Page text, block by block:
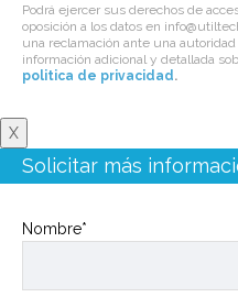
Podrá ejercer sus derechos de
oposición a los datos en
una reclamación ante una
información adicional y detallada
politica de privacidad.
X
Solicitar más
Nombre*